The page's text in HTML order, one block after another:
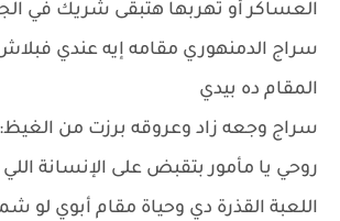
العساكر أو تهربها هتبقى شريك في
سراج الدمنهوري مقامه إيه عندي
المقام ده بيدي
سراج وجعه زاد وعروقه برزت من
روحي يا مأمور بتقبض على الإنسانة
اللعبة القذرة دي وحياة مقام أبوي